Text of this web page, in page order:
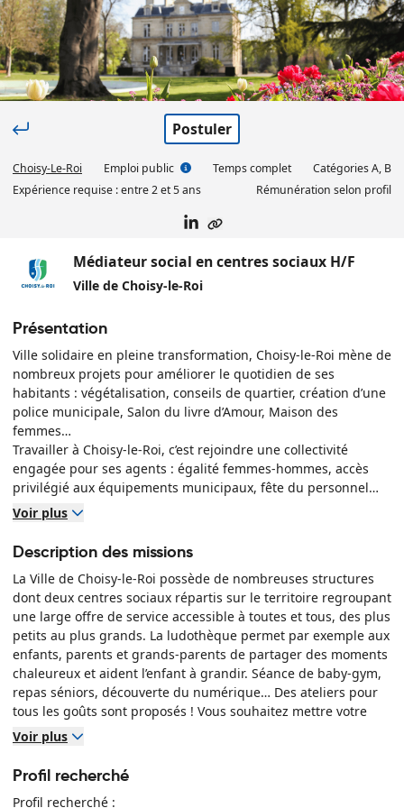
Postuler
Choisy-Le-Roi Emploi public Temps complet CatégoriesA, B
Expérience requise :entre 2 et 5 ans Rémunération selon profil
Médiateur social en centres sociaux H/F
Ville de Choisy-le-Roi
Présentation
Ville solidaire en pleine transformation, Choisy-le-Roi mène de
nombreux projets pour améliorer le quotidien de ses
habitants : végétalisation, conseils de quartier, création d’une
police municipale, Salon du livre d’Amour, Maison des
femmes…
Travailler à Choisy-le-Roi, c’est rejoindre une collectivité
engagée pour ses agents : égalité femmes-hommes, accès
privilégié aux équipements municipaux, fête du personnel…
Une ville qui avance, portée par celles et ceux qui s’y
engagent au quotidien !
Découvrez notre environnement de travail
Voir plus
Description des missions
La Ville de Choisy-le-Roi possède de nombreuses structures
dont deux centres sociaux répartis sur le territoire regroupant
une large offre de service accessible à toutes et tous, des plus
petits au plus grands. La ludothèque permet par exemple aux
enfants, parents et grands-parents de partager des moments
chaleureux et aident l’enfant à grandir. Séance de baby-gym,
repas séniors, découverte du numérique… Des ateliers pour
tous les goûts sont proposés ! Vous souhaitez mettre votre
expertise au service des habitants ? Cette offre peut vous
intéresser ! Nous recherchons activement un médiateur social
pour intervenir dans nos deux centres sociaux Langevin et
Mouloudji.
Voir plus
Profil recherché
Profil recherché :